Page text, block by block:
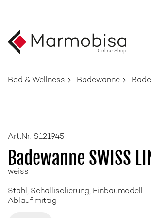
Online Shop
Bad & Wellness Badewanne
Art.Nr. S121945
Badewanne SWISS
weiss
Stahl, Schallisolierung, Einbaumodell
Ablauf mittig